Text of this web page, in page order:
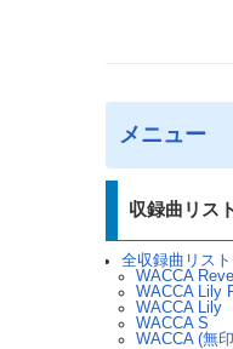
メニュー
収録曲リスト
全収録曲リスト
WACCA
WACCA Lily
WACCA Lily
WACCA S
WACCA (無